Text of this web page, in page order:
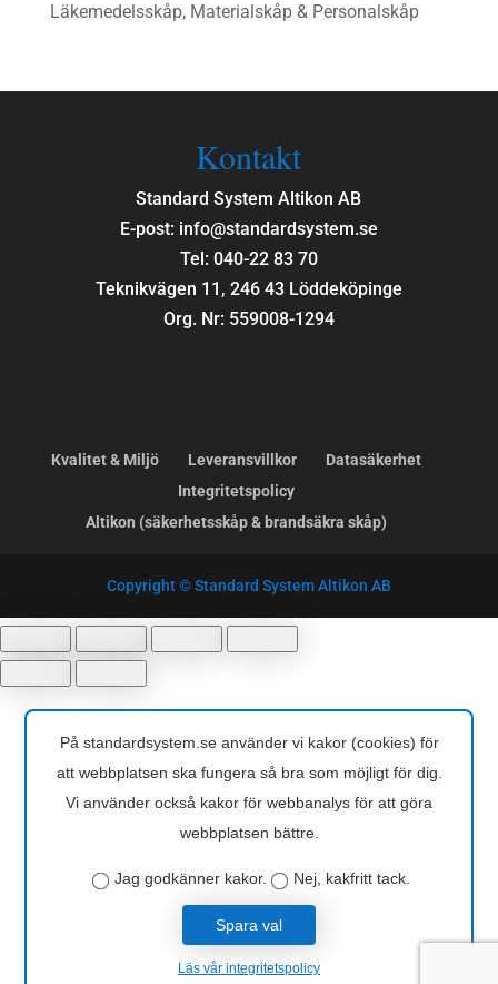
Läkemedelsskåp, Materialskåp & Personalskåp
Kontakt
Standard System Altikon AB
E-post: info@standardsystem.se
Tel: 040-22 83 70
Teknikvägen 11, 246 43 Löddeköpinge
Org. Nr: 559008-1294
Kvalitet & Miljö Leveransvillkor
Datasäkerhet
Integritetspolicy
Altikon (säkerhetsskåp & brandsäkra skåp)
Copyright © Standard System Altikon AB
På standardsystem.se använder vi kakor (cookies) för
att webbplatsen ska fungera så bra som möjligt för dig.
Vi använder också kakor för webbanalys för att göra
webbplatsen bättre.
Jag godkänner kakor. Nej, kakfritt tack.
Spara val
Läs vår integritetspolicy